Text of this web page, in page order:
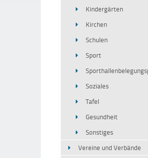
Kindergärten
Kirchen
Schulen
Sport
Soziales
Tafel
Gesundheit
Sonstiges
Vereine und Verbände